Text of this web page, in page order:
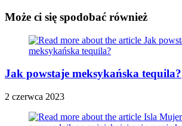
Może ci się spodobać również
Jak powstaje meksykańska tequila?
2 czerwca 2023